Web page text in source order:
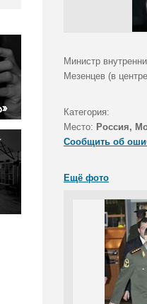
Министр
Мезенцев (в
Категория:
Место: Россия,
Сообщить об
Ещё фото